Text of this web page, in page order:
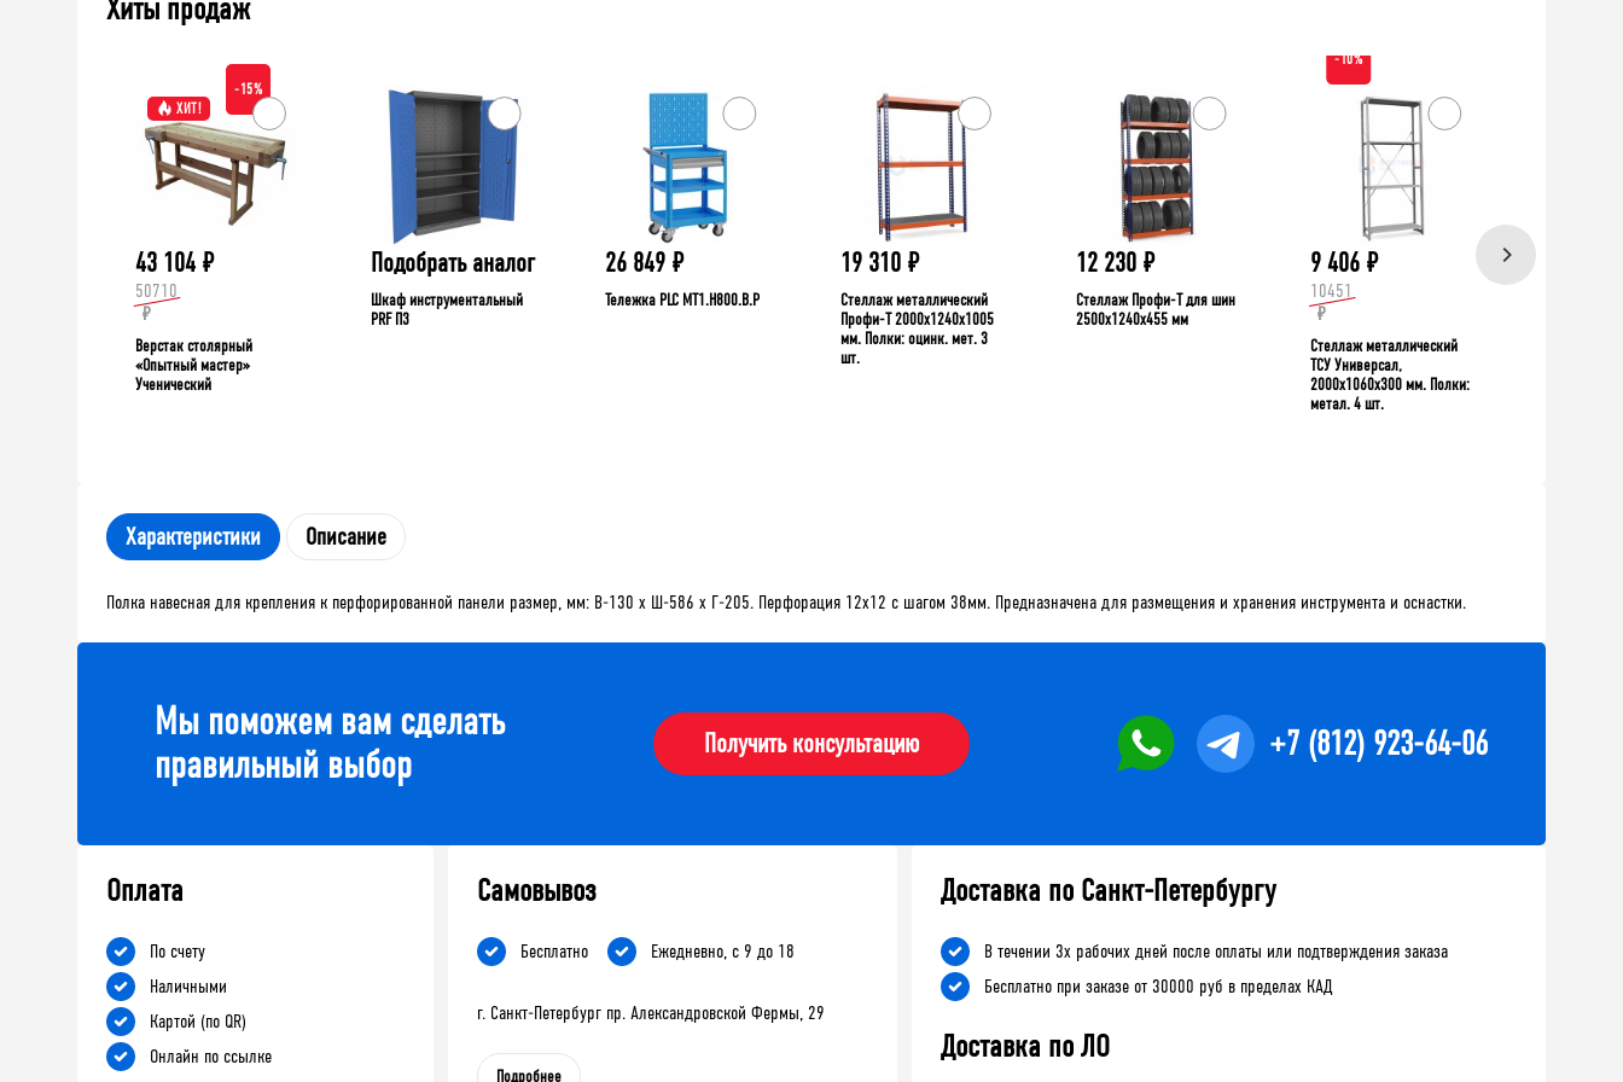
Хиты продаж
ХИТ!
-15%
43 104 ₽
50710
₽
Верстак столярный
«Опытный мастер»
Ученический
Подобрать аналог
Шкаф инструментальный
PRF П3
26 849 ₽
Тележка PLC МT1.H800.В.Р
19 310 ₽
Стеллаж металлический
Профи-Т 2000x1240x1005
мм. Полки: оцинк. мет. 3
шт.
12 230 ₽
Стеллаж Профи-Т для шин
2500x1240x455 мм
-10%
9 406 ₽
10451
₽
Стеллаж металлический
ТСУ Универсал,
2000x1060x300 мм. Полки:
метал. 4 шт.
Характеристики Описание
Полка навесная для крепления к перфорированной панели размер, мм: В-130 х Ш-586 х Г-205. Перфорация 12х12 с шагом 38мм. Предназначена для размещения и хранения инструмента и оснастки.
Мы поможем вам сделать
правильный выбор
Получить консультацию +7 (812) 923-64-06
Оплата
По счету
Наличными
Картой (по QR)
Онлайн по ссылке
Самовывоз
Бесплатно Ежедневно, с 9 до 18
г. Санкт-Петербург пр. Александровской Фермы, 29
Подробнее
Доставка по Санкт-Петербургу
В течении 3х рабочих дней после оплаты или подтверждения заказа
Бесплатно при заказе от 30000 руб в пределах КАД
Доставка по ЛО